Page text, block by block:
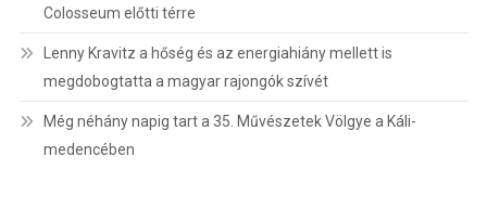
Colosseum előtti térre
Lenny Kravitz a hőség és az energiahiány mellett is
megdobogtatta a magyar rajongók szívét
Még néhány napig tart a 35. Művészetek Völgye a Káli-
medencében